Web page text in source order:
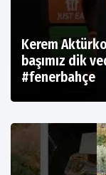
Kerem
başımız dik
#fenerbahçe